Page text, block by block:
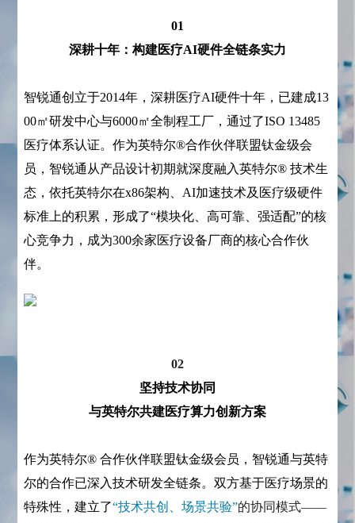
01
深耕十年：构建医疗AI硬件全链条实力
智锐通创立于2014年，深耕医疗AI硬件十年，已建成13
00㎡研发中心与6000㎡全制程工厂，通过了ISO 13485
医疗体系认证。作为英特尔®合作伙伴联盟钛金级会
员，智锐通从产品设计初期就深度融入英特尔® 技术生
态，依托英特尔在x86架构、AI加速技术及医疗级硬件
标准上的积累，形成了“模块化、高可靠、强适配”的核
心竞争力，成为300余家医疗设备厂商的核心合作伙
伴。
02
坚持技术协同
与英特尔共建医疗算力创新方案
作为英特尔® 合作伙伴联盟钛金级会员，智锐通与英特
尔的合作已深入技术研发全链条。双方基于医疗场景的
特殊性，建立了“技术共创、场景共验”的协同模式——